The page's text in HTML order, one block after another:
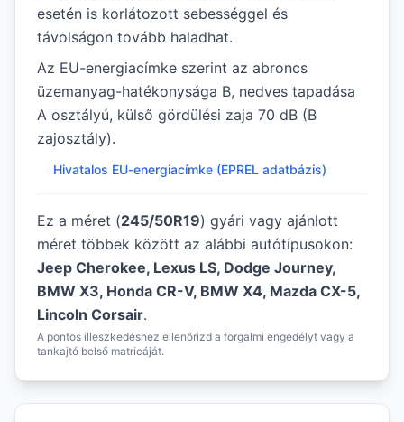
esetén is korlátozott sebességgel és
távolságon tovább haladhat.
Az EU-energiacímke szerint az abroncs
üzemanyag-hatékonysága B, nedves tapadása
A osztályú, külső gördülési zaja 70 dB (B
zajosztály).
Hivatalos EU-energiacímke (EPREL adatbázis)
Ez a méret (245/50R19) gyári vagy ajánlott
méret többek között az alábbi autótípusokon:
Jeep Cherokee, Lexus LS, Dodge Journey,
BMW X3, Honda CR-V, BMW X4, Mazda CX-5,
Lincoln Corsair.
A pontos illeszkedéshez ellenőrizd a forgalmi engedélyt vagy a
tankajtó belső matricáját.